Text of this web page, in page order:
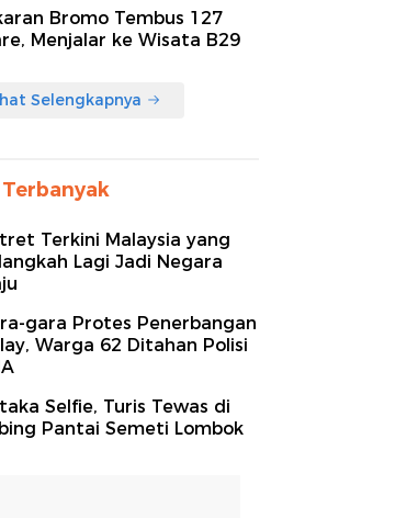
Bromo Tembus 127
Menjalar ke Wisata B29
Selengkapnya
Terkini Malaysia yang
Lagi Jadi Negara
gara Protes Penerbangan
Warga 62 Ditahan Polisi
Selfie, Turis Tewas di
Pantai Semeti Lombok